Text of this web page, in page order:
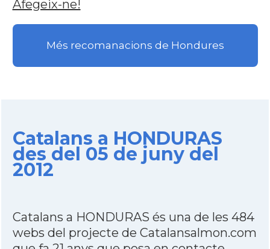
Afegeix-ne!
Més recomanacions de Hondures
Catalans a HONDURAS
des del 05 de juny del
2012
Catalans a HONDURAS és una de les 484
webs del projecte de Catalansalmon.com